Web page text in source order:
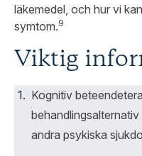
läkemedel, och hur vi
symtom.9
Viktig
Kognitiv
andra psykiska